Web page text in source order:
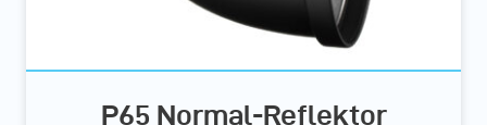
P65 Normal-Reflektor